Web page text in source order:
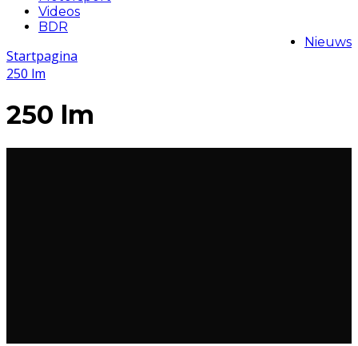
Videos
BDR
Nieuws
Startpagina
250 lm
250 lm